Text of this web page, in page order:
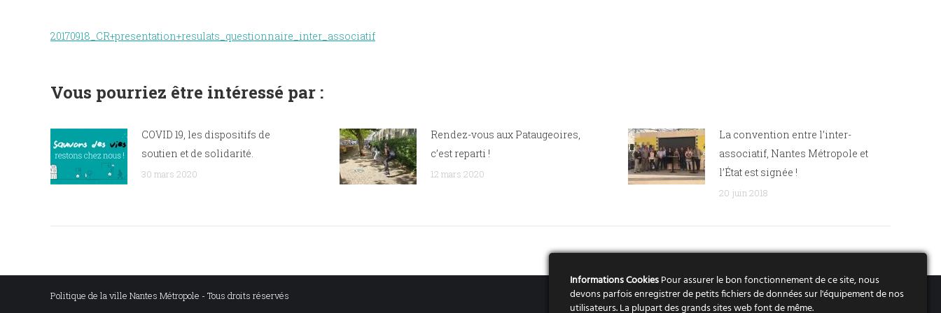
20170918_CR+presentation+resulats_questionnaire_inter_associatif
Vous pourriez être intéressé par :
COVID 19, les dispositifs de
soutien et de solidarité.
30 mars 2020
Rendez-vous aux Pataugeoires,
c’est reparti !
12 mars 2020
La convention entre l’inter-
associatif, Nantes Métropole et
l’État est signée !
20 juin 2018
Politique de la ville Nantes Métropole - Tous droits réservés Mentions légales
Informations CookiesPour assurer le bon fonctionnement de ce site, nous
devons parfois enregistrer de petits fichiers de données sur l'équipement de nos
utilisateurs. La plupart des grands sites web font de même.